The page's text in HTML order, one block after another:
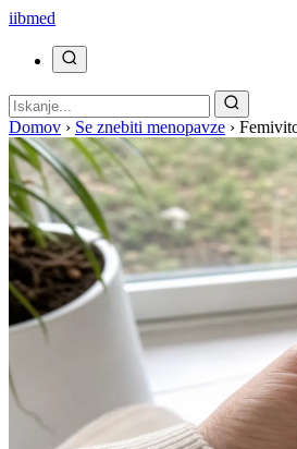
iibmed
Domov › Se znebiti menopavze ›